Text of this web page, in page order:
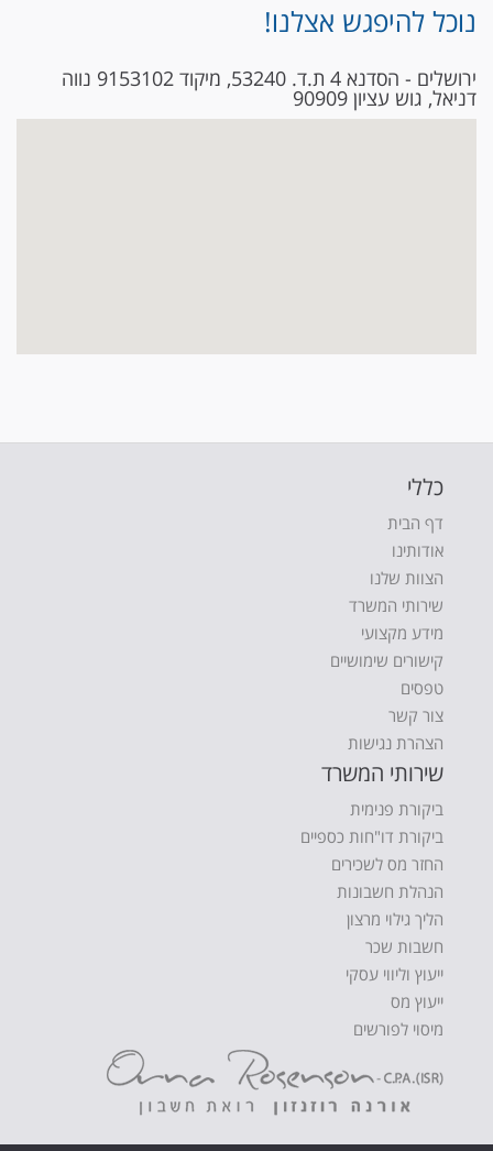
נוכל להיפגש אצלנו!
ירושלים - הסדנא 4 ת.ד. 53240, מיקוד 9153102 נווה
דניאל, גוש עציון 90909
כללי
דף הבית
אודותינו
הצוות שלנו
שירותי המשרד
מידע מקצועי
קישורים שימושיים
טפסים
צור קשר
הצהרת נגישות
שירותי המשרד
ביקורת פנימית
ביקורת דו"חות כספיים
החזר מס לשכירים
הנהלת חשבונות
הליך גילוי מרצון
חשבות שכר
ייעוץ וליווי עסקי
ייעוץ מס
מיסוי לפורשים